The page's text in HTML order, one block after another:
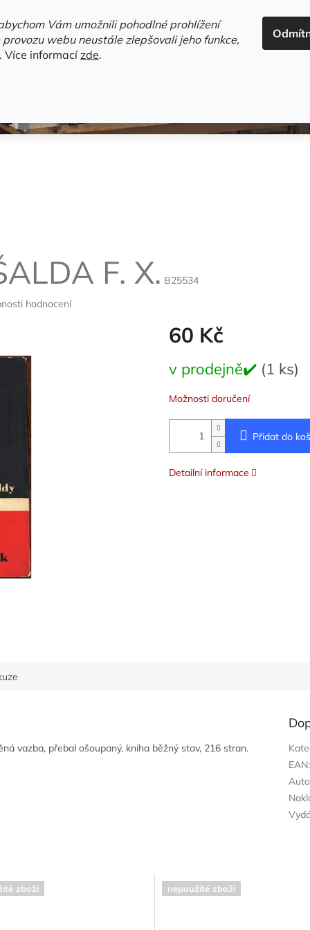
Vám umožnili pohodlné prohlížení
webu neustále zlepšovali jeho funkce,
Více informacízde.
HLEDAT
F. X. B25534
hodnocení
60 Kč
cena:
v prodejně✔️ (1 ks)
Možnosti doručení
Přidat do
Detailní informace
vazba, přebal ošoupaný, kniha běžný stav, 216 stran.
EAN:
zboží nepoužité zboží